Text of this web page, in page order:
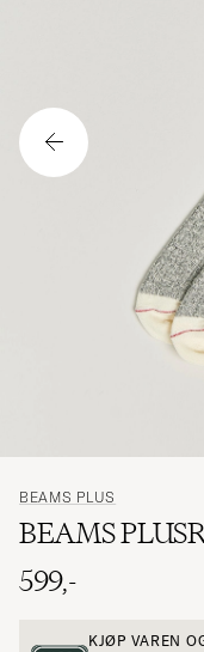
BEAMS PLUS
BEAMS
599,-
KJØP VAREN